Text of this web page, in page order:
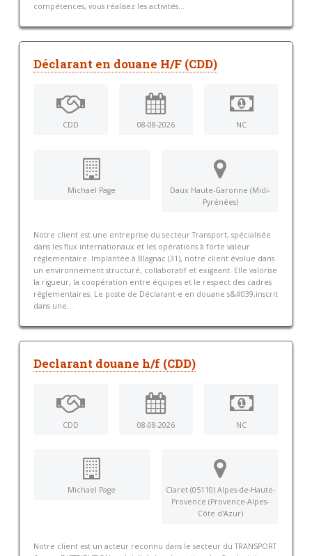
compétences, vous réalisez les activités...
Déclarant en douane H/F (CDD)
CDD 08-08-2026 NC
Michael Page
Daux Haute-Garonne (Midi-
Pyrénées)
Notre client est une entreprise du secteur Transport, spécialisée
dans les flux internationaux et les opérations à forte valeur
réglementaire. Implantée à Blagnac (31), notre client évolue dans
un environnement structuré, collaboratif et exigeant. Elle valorise
la rigueur, la coopération entre équipes et le respect des cadres
réglementaires. Le poste de Déclarant·e en douane s&#039;inscrit
dans une...
Declarant douane h/f (CDD)
CDD 08-08-2026 NC
Michael Page
Claret (05110) Alpes-de-Haute-
Provence (Provence-Alpes-
Côte d'Azur)
Notre client est un acteur reconnu dans le secteur du TRANSPORT